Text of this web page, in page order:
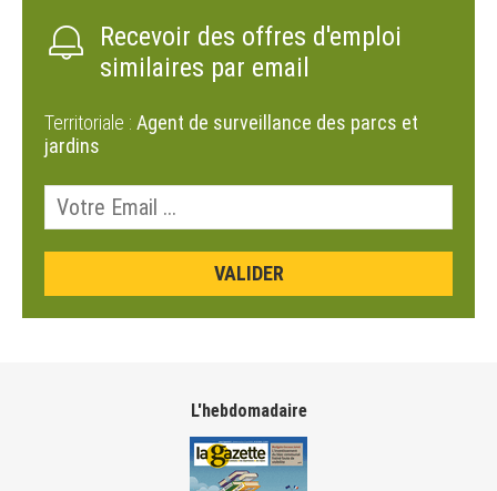
Recevoir des offres d'emploi
similaires par email
Territoriale : Agent de surveillance des parcs et
jardins
L'hebdomadaire